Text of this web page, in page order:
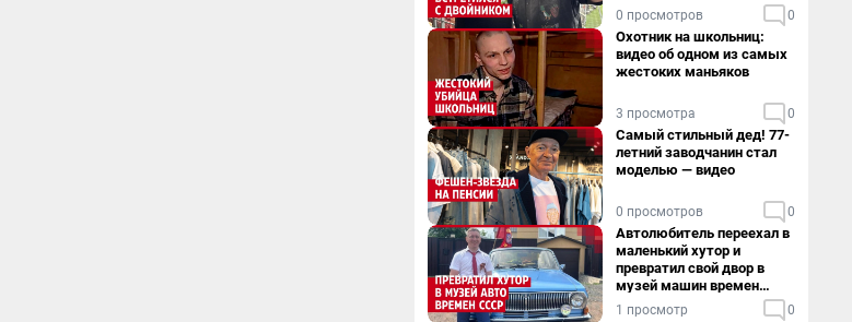
0 просмотров 0
Охотник на школьниц:
видео об одном из самых
жестоких маньяков
3 просмотра 0
Самый стильный дед! 77-
летний заводчанин стал
моделью — видео
0 просмотров 0
Автолюбитель переехал в
маленький хутор и
превратил свой двор в
музей машин времен
СССР. Видео
1 просмотр 0